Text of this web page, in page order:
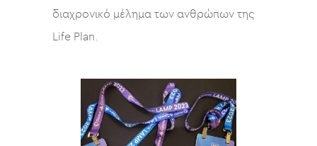
διαχρονικό μέλημα των ανθρώπων της
Life Plan.